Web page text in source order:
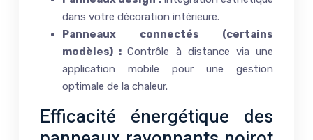
dans votre décoration intérieure.
Panneaux connectés (certains
modèles) :Contrôle à distance via une
application mobile pour une gestion
optimale de la chaleur.
Efficacité énergétique des